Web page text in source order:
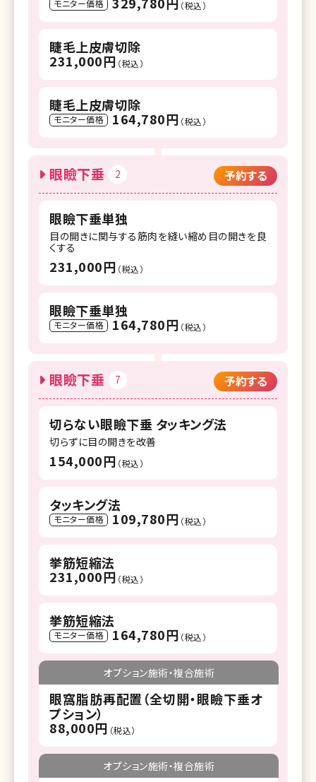
モニター価格 （税込）
睫毛上皮膚切除
231,000円 （税込）
睫毛上皮膚切除
モニター価格 164,780円 （税込）
眼瞼下垂 2 予約する
眼瞼下垂単独
目の開きに関与する筋肉を縫い縮め目の開きを良
くする
231,000円 （税込）
眼瞼下垂単独
モニター価格 164,780円 （税込）
眼瞼下垂 7 予約する
切らない眼瞼下垂 タッキング法
切らずに目の開きを改善
154,000円 （税込）
タッキング法
モニター価格 109,780円 （税込）
挙筋短縮法
231,000円 （税込）
挙筋短縮法
モニター価格 164,780円 （税込）
オプション施術・複合施術
眼窩脂肪再配置（全切開・眼瞼下垂オ
プション）
88,000円 （税込）
オプション施術・複合施術